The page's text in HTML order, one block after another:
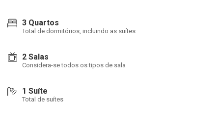
3 Quartos
Total de dormitórios, incluindo as suítes
2 Salas
Considera-se todos os tipos de sala
1 Suíte
Total de suítes